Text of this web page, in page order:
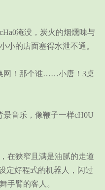
淹没，炭火的烟燻味与
小的店面塞得水泄不通。
！那个谁……小唐！3桌
音乐，像鞭子一样cH0U
狭窄且满是油腻的走道
定好程式的机器人，闪过
手臂的客人。